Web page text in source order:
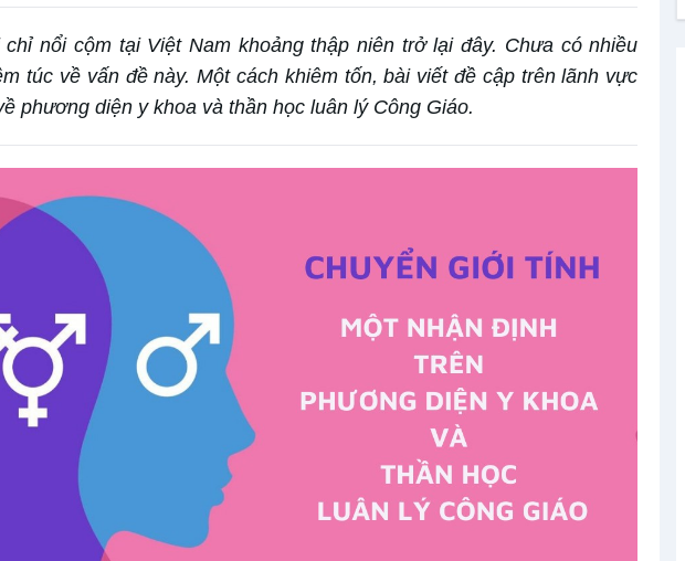
nổi cộm tại Việt Nam khoảng thập niên trở lại đây. Chưa có nhiều
túc về vấn đề này. Một cách khiêm tốn, bài viết đề cập trên lãnh vực
phương diện y khoa và thần học luân lý Công Giáo.